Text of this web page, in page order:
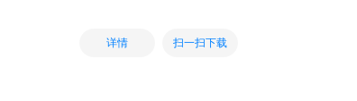
详情 扫一扫下载